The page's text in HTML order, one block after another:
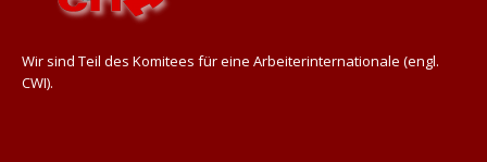
Wir sind Teil des Komitees für eine Arbeiterinternationale (engl.
CWI).